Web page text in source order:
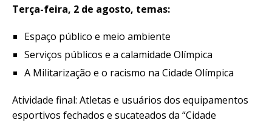
Terça-feira, 2 de agosto, temas:
Espaço público e meio ambiente
Serviços públicos e a calamidade Olímpica
A Militarização e o racismo na Cidade Olímpica
Atividade final: Atletas e usuários dos equipamentos
esportivos fechados e sucateados da “Cidade